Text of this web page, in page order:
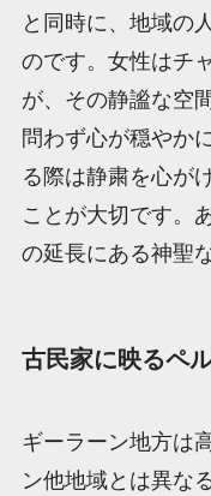
と同時に、地域の
のです。女性はチ
が、その静謐な空
問わず心が穏やか
る際は静粛を心が
ことが大切です。
の延長にある神聖
古民家に映るペ
ギーラーン地方は
ン他地域とは異な